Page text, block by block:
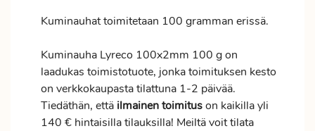
Kuminauhat toimitetaan 100 gramman erissä.
Kuminauha Lyreco 100x2mm 100 g on
laadukas toimistotuote, jonka toimituksen kesto
on verkkokaupasta tilattuna 1-2 päivää.
Tiedäthän, että ilmainentoimituson kaikilla yli
140 € hintaisilla tilauksilla! Meiltä voit tilata